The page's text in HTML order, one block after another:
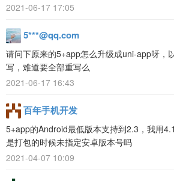
2021-06-17 17:05
5***@qq.com
请问下原来的5+app怎么升级成uni-app呀，
写，难道要全部重写么
2021-06-17 16:43
百年手机开发
5+app的Android最低版本支持到2.3，我用
是打包的时候未指定安卓版本号吗
2021-04-07 10:09